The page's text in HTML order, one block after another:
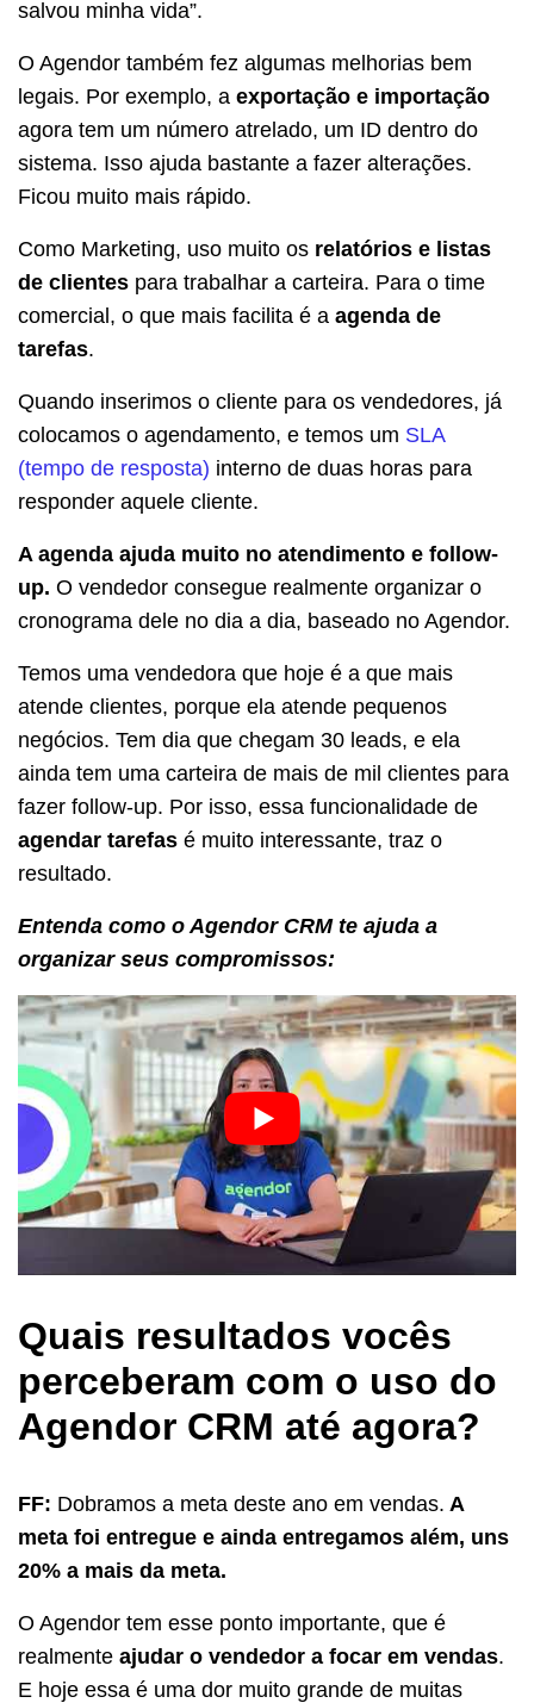
salvou minha vida”.
O Agendor também fez algumas melhorias bem
legais. Por exemplo, a exportação e importação
agora tem um número atrelado, um ID dentro do
sistema. Isso ajuda bastante a fazer alterações.
Ficou muito mais rápido.
Como Marketing, uso muito os relatórios e listas
de clientes para trabalhar a carteira. Para o time
comercial, o que mais facilita é a agenda de
tarefas.
Quando inserimos o cliente para os vendedores, já
colocamos o agendamento, e temos um SLA
(tempo de resposta) interno de duas horas para
responder aquele cliente.
A agenda ajuda muito no atendimento e follow-
up. O vendedor consegue realmente organizar o
cronograma dele no dia a dia, baseado no Agendor.
Temos uma vendedora que hoje é a que mais
atende clientes, porque ela atende pequenos
negócios. Tem dia que chegam 30 leads, e ela
ainda tem uma carteira de mais de mil clientes para
fazer follow-up. Por isso, essa funcionalidade de
agendar tarefas é muito interessante, traz o
resultado.
Entenda como o Agendor CRM te ajuda a
organizar seus compromissos:
Quais resultados vocês
perceberam com o uso do
Agendor CRM até agora?
FF: Dobramos a meta deste ano em vendas. A
meta foi entregue e ainda entregamos além, uns
20% a mais da meta.
O Agendor tem esse ponto importante, que é
realmente ajudar o vendedor a focar em vendas.
E hoje essa é uma dor muito grande de muitas